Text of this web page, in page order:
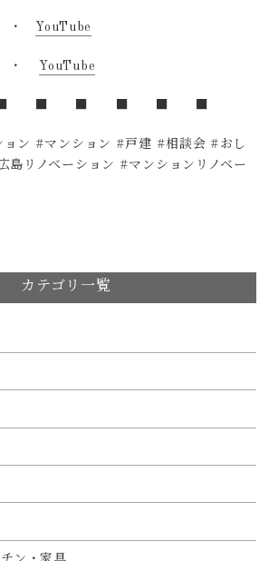
・ YouTube
・ YouTube
ョン #マンション #戸建 #相談会 #おし
島リノベーション #マンションリノベー
カテゴリ一覧